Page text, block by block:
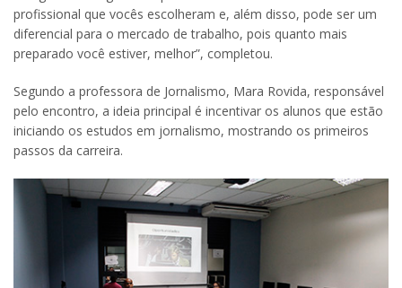
profissional que vocês escolheram e, além disso, pode ser um
diferencial para o mercado de trabalho, pois quanto mais
preparado você estiver, melhor”, completou.
Segundo a professora de Jornalismo, Mara Rovida, responsável
pelo encontro, a ideia principal é incentivar os alunos que estão
iniciando os estudos em jornalismo, mostrando os primeiros
passos da carreira.